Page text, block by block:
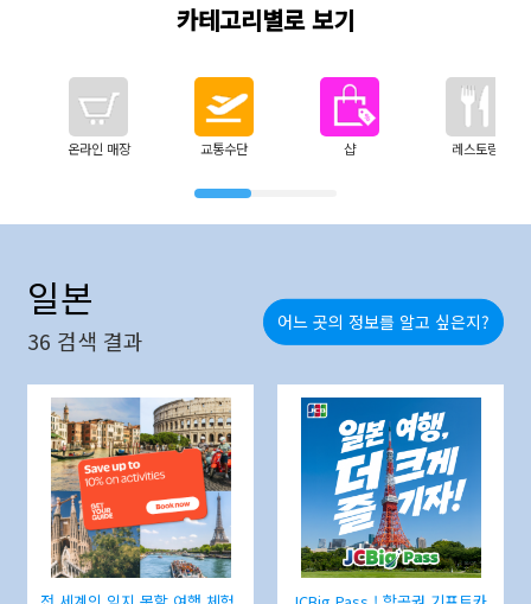
카테고리별로 보기
온라인 매장 교통수단 샵 레스토랑
일본
36 검색 결과
어느 곳의 정보를 알고 싶은지?